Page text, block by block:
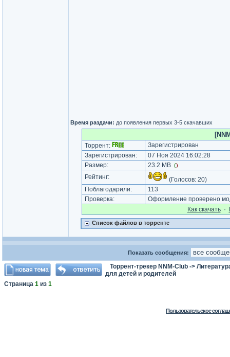
Время раздачи: до появления первых 3-5 скачавших
Торрент:
Зарегистрирован
Зарегистрирован:
07 Ноя 2024 16:02:28
Размер:
23.2 MB ()
Рейтинг: (Голосов: 20)
Поблагодарили:
113
Проверка:
Оформление проверено
Как cкачать·
Список файлов в торренте
Показать сообщения:
Торрент-трекер NNM-Club ->
для детей и родителей
Страница 1 из 1
Пользовательское